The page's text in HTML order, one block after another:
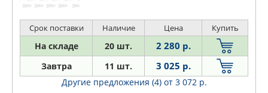
Срок поставки Наличие Цена Купить
На складе 20 шт. 2 280 р.
Завтра 11 шт. 3 025 р.
Другие предложения (4) от 3 072 р.